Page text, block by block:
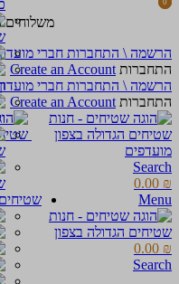
משלוחים
הרשמה \ התחברות חברי מועדון
התחברות Create an Account
הרשמה \ התחברות חברי מועדון
התחברות Create an Account
מועדפים
Search
0
0.00 ₪
Menu
0
0.00 ₪
Search